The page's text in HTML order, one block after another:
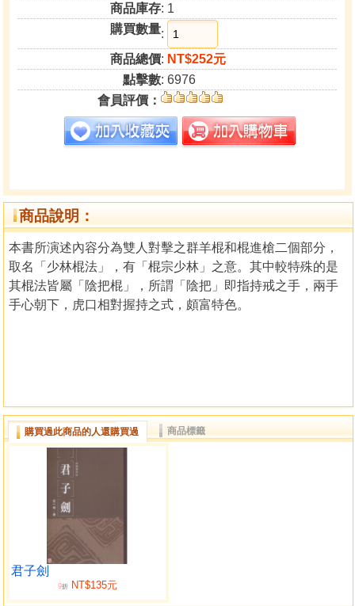
商品庫存: 1
購買數量:
商品總價: NT$252元
點擊數: 6976
會員評價：
商品說明：
本書所演述內容分為雙人對擊之群羊棍和棍進槍二個部分，
取名「少林棍法」，有「棍宗少林」之意。其中較特殊的是
其棍法皆屬「陰把棍」，所謂「陰把」即指持戒之手，兩手
手心朝下，虎口相對握持之式，頗富特色。
購買過此商品的人還購買過 商品標籤
君子劍
9折NT$135元